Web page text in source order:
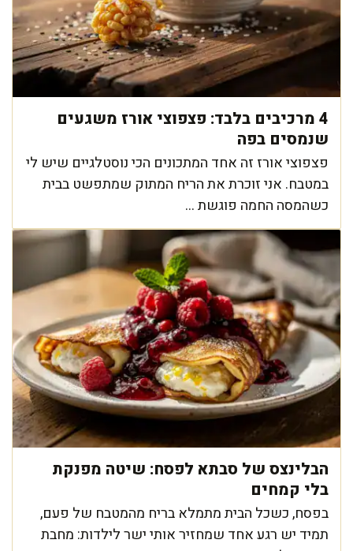
4 מרכיבים בלבד: פצפוצי אורז משגעים
שנמסים בפה
פצפוצי אורז זה אחד המתכונים הכי נוסטלגיים שיש לי
במטבח. אני זוכרת את הריח המתוק שמתפשט בבית
כשהמסה החמה פוגשת ...
הבלינצס של סבתא לפסח: שיטה מפנקת
בלי קמחים
בפסח, כשכל הבית מתמלא בריח מהמטבח של פעם,
תמיד יש רגע אחד שמחזיר אותי ישר לילדות: מחבת